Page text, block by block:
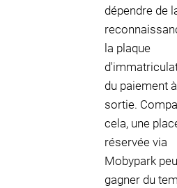
dépendre de
la plaque
du paiement
sortie.
cela, une
réservée via
Mobypark
gagner du